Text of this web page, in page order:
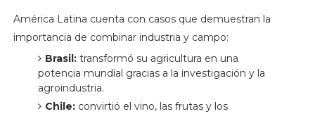
América Latina cuenta con casos que demuestran la
importancia de combinar industria y campo:
Brasil:transformó su agricultura en una
potencia mundial gracias a la investigación y la
agroindustria.
Chile:convirtió el vino, las frutas y los